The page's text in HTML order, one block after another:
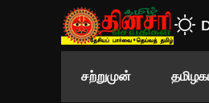
சற்றுமுன்